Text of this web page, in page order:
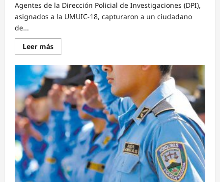
Agentes de la Dirección Policial de Investigaciones (DPI),
asignados a la UMUIC-18, capturaron a un ciudadano
de...
Leer másRead
more
Capturan
en
tiempo
récord
a
hombre
acusado
de
maltratar
su
madre
de
74
años
en